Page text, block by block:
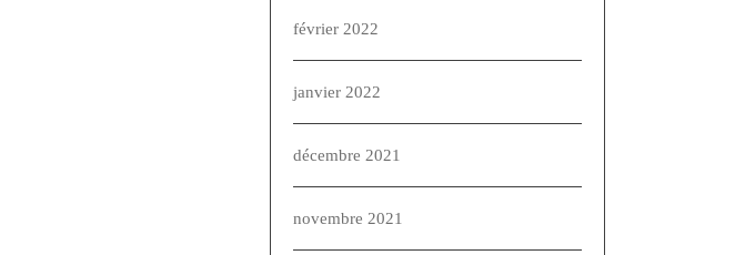
février 2022
janvier 2022
décembre 2021
novembre 2021